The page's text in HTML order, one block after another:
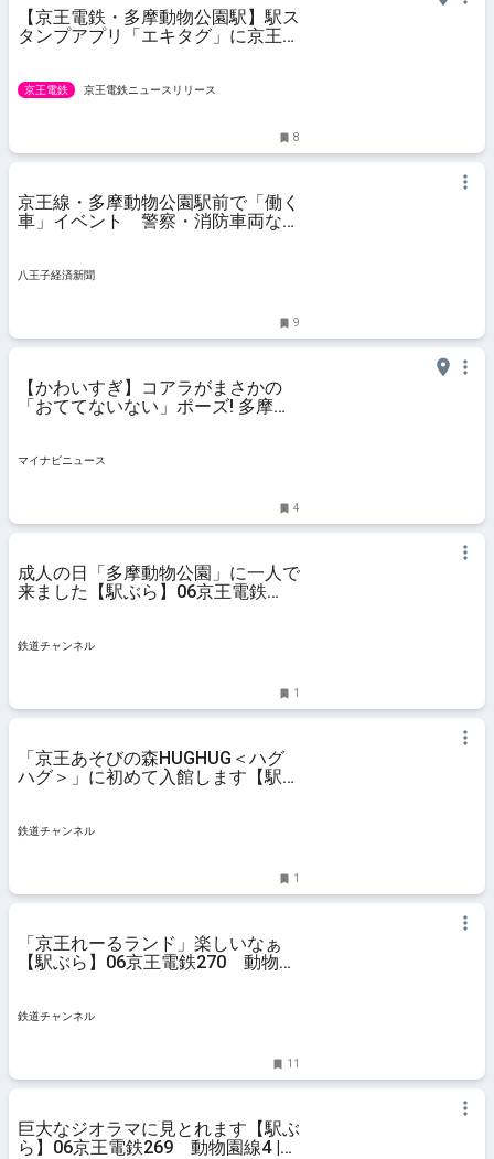
【京王電鉄・多摩動物公園駅】駅ス
タンプアプリ「エキタグ」に京王動
京王電鉄 京王電鉄ニュースリリース
8
京王線・多摩動物公園駅前で「働く
車」イベント 警察・消防車両など
八王子経済新聞
9
【かわいすぎ】コアラがまさかの
「おててないない」ポーズ! 多摩動
マイナビニュース
4
成人の日「多摩動物公園」に一人で
来ました【駅ぶら】06京王電鉄
鉄道チャンネル
1
「京王あそびの森HUGHUG＜ハグ
ハグ＞」に初めて入館します【駅ぶ
鉄道チャンネル
1
「京王れーるランド」楽しいなぁ
【駅ぶら】06京王電鉄270 動物園
鉄道チャンネル
11
巨大なジオラマに見とれます【駅ぶ
ら】06京王電鉄269 動物園線4 |